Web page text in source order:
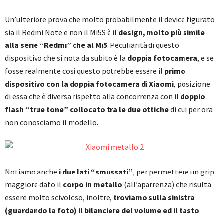
Un’ulteriore prova che molto probabilmente il device figurato
sia il Redmi Note e non il Mi5S è il design, molto più simile
alla serie “Redmi” che al Mi5. Peculiarità di questo
dispositivo che si nota da subito è la doppia fotocamera, e se
fosse realmente così questo potrebbe essere il primo
dispositivo con la doppia fotocamera di Xiaomi, posizione
di essa che è diversa rispetto alla concorrenza con il doppio
flash “true tone” collocato tra le due ottichedi cui per ora
non conosciamo il modello.
Notiamo anche i due lati “smussati”, per permettere un grip
maggiore dato il corpo in metallo (all’aparrenza) che risulta
essere molto scivoloso, inoltre, troviamo sulla sinistra
(guardando la foto) il bilanciere del volume ed il tasto